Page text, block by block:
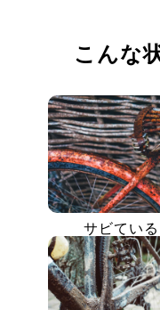
こんな
サビている